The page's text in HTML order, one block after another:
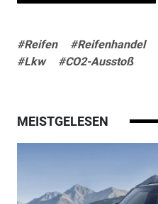
#Reifen #Reifenhandel
#Lkw
#CO2-Ausstoß
MEISTGELESEN